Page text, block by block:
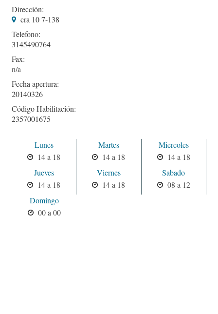
Dirección:
cra 10 7-138
Telefono:
3145490764
Fax:
Fecha apertura:
20140326
Código Habilitación:
2357001675
Lunes
14 a 18
Martes
14 a 18
Miercoles
14 a 18
Jueves
14 a 18
Viernes
14 a 18
Sabado
08 a 12
Domingo
00 a 00